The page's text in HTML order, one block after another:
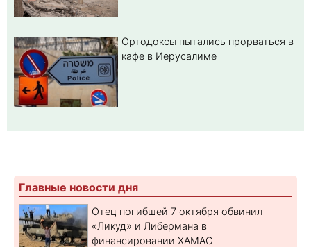
Ортодоксы пытались прорваться в
кафе в Иерусалиме
Главные новости дня
Отец погибшей 7 октября обвинил
«Ликуд» и Либермана в
финансировании ХАМАС